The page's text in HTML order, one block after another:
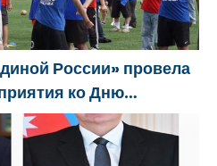
России» провела
ко Дню